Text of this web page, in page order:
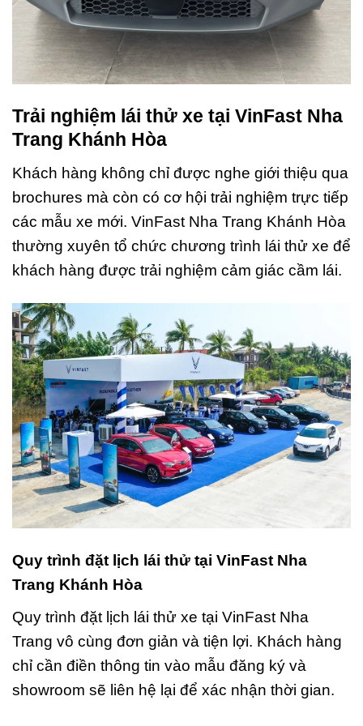
Trải nghiệm lái thử xe tại VinFast Nha
Trang Khánh Hòa
Khách hàng không chỉ được nghe giới thiệu qua
brochures mà còn có cơ hội trải nghiệm trực tiếp
các mẫu xe mới. VinFast Nha Trang Khánh Hòa
thường xuyên tổ chức chương trình lái thử xe để
khách hàng được trải nghiệm cảm giác cầm lái.
Quy trình đặt lịch lái thử tại VinFast Nha
Trang Khánh Hòa
Quy trình đặt lịch lái thử xe tại VinFast Nha
Trang vô cùng đơn giản và tiện lợi. Khách hàng
chỉ cần điền thông tin vào mẫu đăng ký và
showroom sẽ liên hệ lại để xác nhận thời gian.